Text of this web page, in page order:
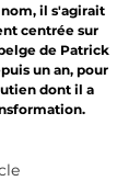
il s'agirait
centrée sur
de Patrick
un an, pour
dont il a